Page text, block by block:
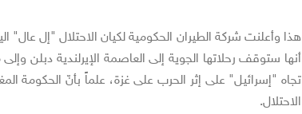
أنها ستوقف رحلاتها الجوية إلى العاصمة الإيرلندية دبلن
تجاه "إسرائيل" على إثر الحرب على غزة، علماً بأنّ الحكومة
الاحتلال.